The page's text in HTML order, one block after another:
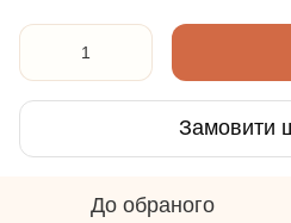
Замовити
До обраного